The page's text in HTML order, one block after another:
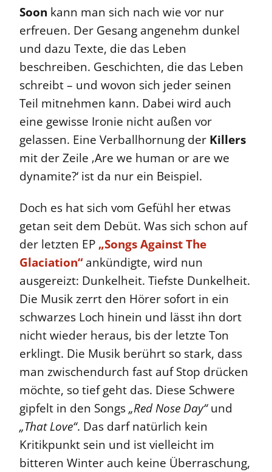
Soon kann man sich nach wie vor nur
erfreuen. Der Gesang angenehm dunkel
und dazu Texte, die das Leben
beschreiben. Geschichten, die das Leben
schreibt – und wovon sich jeder seinen
Teil mitnehmen kann. Dabei wird auch
eine gewisse Ironie nicht außen vor
gelassen. Eine Verballhornung der Killers
mit der Zeile ‚Are we human or are we
dynamite?‘ ist da nur ein Beispiel.
Doch es hat sich vom Gefühl her etwas
getan seit dem Debüt. Was sich schon auf
der letzten EP „Songs Against The
Glaciation“ankündigte, wird nun
ausgereizt: Dunkelheit. Tiefste Dunkelheit.
Die Musik zerrt den Hörer sofort in ein
schwarzes Loch hinein und lässt ihn dort
nicht wieder heraus, bis der letzte Ton
erklingt. Die Musik berührt so stark, dass
man zwischendurch fast auf Stop drücken
möchte, so tief geht das. Diese Schwere
gipfelt in den Songs„Red Nose Day“und
„That Love“. Das darf natürlich kein
Kritikpunkt sein und ist vielleicht im
bitteren Winter auch keine Überraschung,